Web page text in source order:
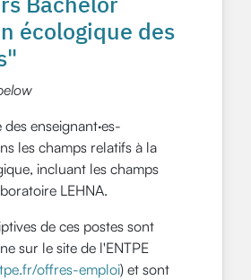
écologique des
des enseignant·es-
les champs relatifs à la
incluant les champs
LEHNA.
de ces postes sont
sur le site de l'ENTPE
offres-emploi) et sont